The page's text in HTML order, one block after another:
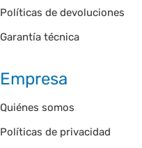
Políticas de devoluciones
Garantía técnica
Empresa
Quiénes somos
Políticas de privacidad